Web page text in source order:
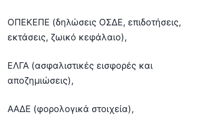
ΟΠΕΚΕΠΕ (δηλώσεις ΟΣΔΕ, επιδοτήσεις,
εκτάσεις, ζωικό κεφάλαιο),
ΕΛΓΑ (ασφαλιστικές εισφορές και
αποζημιώσεις),
ΑΑΔΕ (φορολογικά στοιχεία),